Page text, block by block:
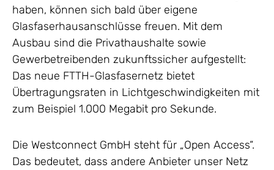
haben, können sich bald über eigene
Glasfaserhausanschlüsse freuen. Mit dem
Ausbau sind die Privathaushalte sowie
Gewerbetreibenden zukunftssicher aufgestellt:
Das neue FTTH-Glasfasernetz bietet
Übertragungsraten in Lichtgeschwindigkeiten mit
zum Beispiel 1.000 Megabit pro Sekunde.
Die Westconnect GmbH steht für „Open Access“.
Das bedeutet, dass andere Anbieter unser Netz